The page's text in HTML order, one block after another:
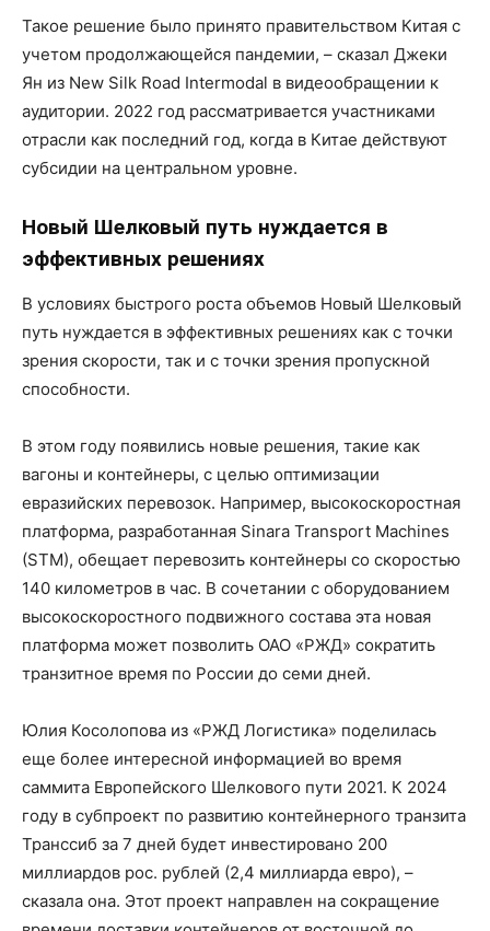
Такое решение было принято правительством Китая с
учетом продолжающейся пандемии, – сказал Джеки
Ян из New Silk Road Intermodal в видеообращении к
аудитории. 2022 год рассматривается участниками
отрасли как последний год, когда в Китае действуют
субсидии на центральном уровне.
Новый Шелковый путь нуждается в
эффективных решениях
В условиях быстрого роста объемов Новый Шелковый
путь нуждается в эффективных решениях как с точки
зрения скорости, так и с точки зрения пропускной
способности.
В этом году появились новые решения, такие как
вагоны и контейнеры, с целью оптимизации
евразийских перевозок. Например, высокоскоростная
платформа, разработанная Sinara Transport Machines
(STM), обещает перевозить контейнеры со скоростью
140 километров в час. В сочетании с оборудованием
высокоскоростного подвижного состава эта новая
платформа может позволить ОАО «РЖД» сократить
транзитное время по России до семи дней.
Юлия Косолопова из «РЖД Логистика» поделилась
еще более интересной информацией во время
саммита Европейского Шелкового пути 2021. К ​​2024
году в субпроект по развитию контейнерного транзита
Транссиб за 7 дней будет инвестировано 200
миллиардов рос. рублей (2,4 миллиарда евро), –
сказала она. Этот проект направлен на сокращение